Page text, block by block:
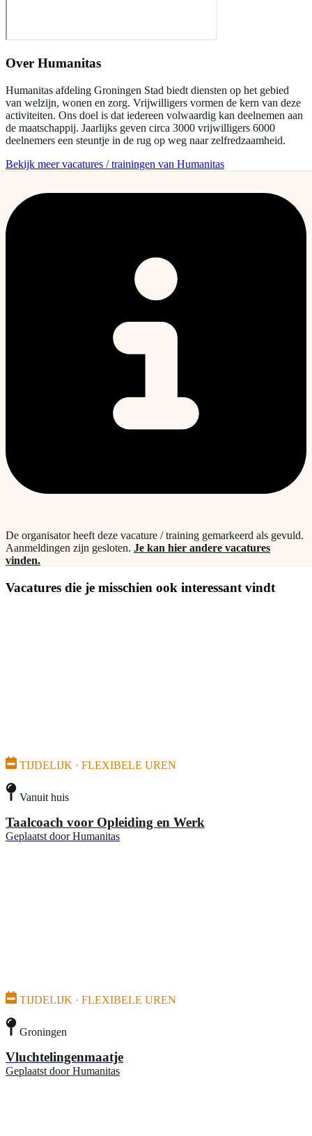
Over Humanitas
Humanitas afdeling Groningen Stad biedt diensten op het gebied
van welzijn, wonen en zorg. Vrijwilligers vormen de kern van deze
activiteiten. Ons doel is dat iedereen volwaardig kan deelnemen aan
de maatschappij. Jaarlijks geven circa 3000 vrijwilligers 6000
deelnemers een steuntje in de rug op weg naar zelfredzaamheid.
Bekijk meer vacatures / trainingen van Humanitas
De organisator heeft deze vacature / training gemarkeerd als gevuld.
Aanmeldingen zijn gesloten. Je kan hier andere vacatures
vinden.
Vacatures die je misschien ook interessant vindt
TIJDELIJK · FLEXIBELE UREN
Vanuit huis
Taalcoach voor Opleiding en Werk
Geplaatst door Humanitas
TIJDELIJK · FLEXIBELE UREN
Groningen
Vluchtelingenmaatje
Geplaatst door Humanitas